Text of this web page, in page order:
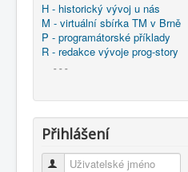
H - historický vývoj u nás
M - virtuální sbírka TM v Brně
P - programátorské příklady
R - redakce vývoje prog-story
- - -
Přihlášení
Uživatelské jméno